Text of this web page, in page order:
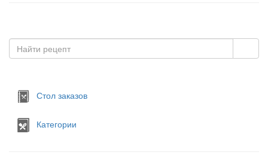
Стол заказов
Категории